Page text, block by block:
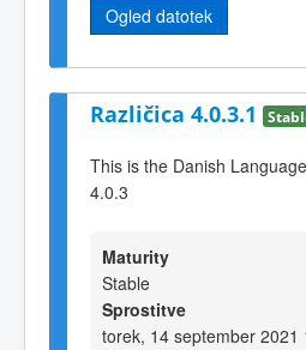
Ogled datotek
Različica 4.0.3.1
This is the Danish
4.0.3
Maturity
Stable
Sprostitve
torek, 14 september 2021